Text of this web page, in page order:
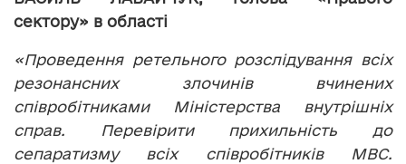
сектору» в області
«Проведення ретельного розслідування всіх
резонансних злочинів вчинених
співробітниками Міністерства внутрішніх
справ. Перевірити прихильність до
сепаратизму всіх співробітників МВС.